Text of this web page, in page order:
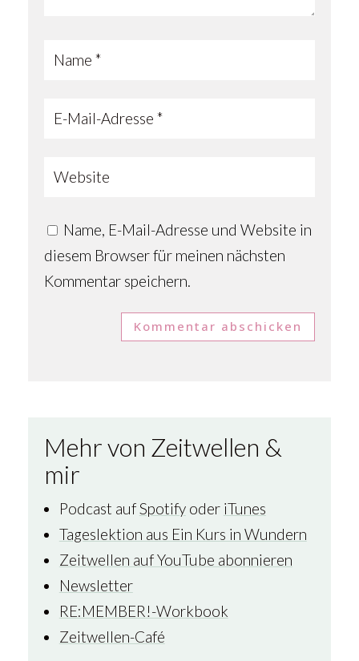
Name, E-Mail-Adresse und Website in
diesem Browser für meinen nächsten
Kommentar speichern.
Kommentar abschicken
Mehr von Zeitwellen &
mir
Podcast auf Spotifyoder iTunes
Tageslektion aus Ein Kurs in Wundern
Zeitwellen auf YouTube abonnieren
Newsletter
RE:MEMBER!-Workbook
Zeitwellen-Café